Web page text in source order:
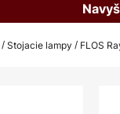
Stojacie lampy FLOS